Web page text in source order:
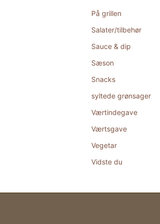
På grillen
Salater/tilbehør
Sauce & dip
Sæson
Snacks
syltede grønsager
Værtindegave
Værtsgave
Vegetar
Vidste du